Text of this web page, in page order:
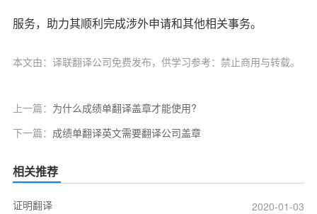
服务，助力其顺利完成涉外申请和其他相关事务。
本文由：译联翻译公司免费发布，供学习参考：禁止商用与转载。
上一篇： 为什么成绩单翻译盖章才能使用?
下一篇： 成绩单翻译英文需要翻译公司盖章
相关推荐
证明翻译
2020-01-03